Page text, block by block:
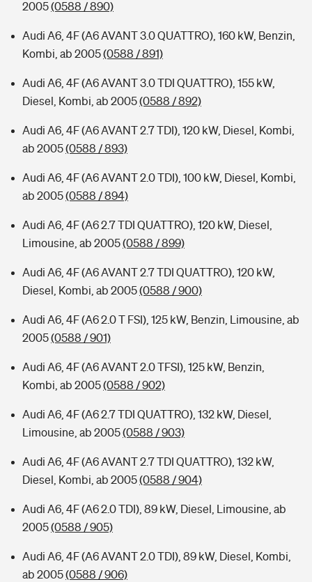
2005(0588 / 890)
Audi A6, 4F (A6 AVANT 3.0 QUATTRO), 160 kW, Benzin,
Kombi, ab 2005(0588 / 891)
Audi A6, 4F (A6 AVANT 3.0 TDI QUATTRO), 155 kW,
Diesel, Kombi, ab 2005(0588 / 892)
Audi A6, 4F (A6 AVANT 2.7 TDI), 120 kW, Diesel, Kombi,
ab 2005(0588 / 893)
Audi A6, 4F (A6 AVANT 2.0 TDI), 100 kW, Diesel, Kombi,
ab 2005(0588 / 894)
Audi A6, 4F (A6 2.7 TDI QUATTRO), 120 kW, Diesel,
Limousine, ab 2005(0588 / 899)
Audi A6, 4F (A6 AVANT 2.7 TDI QUATTRO), 120 kW,
Diesel, Kombi, ab 2005(0588 / 900)
Audi A6, 4F (A6 2.0 T FSI), 125 kW, Benzin, Limousine, ab
2005(0588 / 901)
Audi A6, 4F (A6 AVANT 2.0 TFSI), 125 kW, Benzin,
Kombi, ab 2005(0588 / 902)
Audi A6, 4F (A6 2.7 TDI QUATTRO), 132 kW, Diesel,
Limousine, ab 2005(0588 / 903)
Audi A6, 4F (A6 AVANT 2.7 TDI QUATTRO), 132 kW,
Diesel, Kombi, ab 2005(0588 / 904)
Audi A6, 4F (A6 2.0 TDI), 89 kW, Diesel, Limousine, ab
2005(0588 / 905)
Audi A6, 4F (A6 AVANT 2.0 TDI), 89 kW, Diesel, Kombi,
ab 2005(0588 / 906)